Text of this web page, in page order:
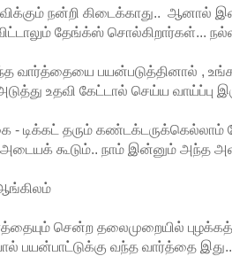
நன்றி கிடைக்காது.. ஆனால்
தேங்க்ஸ் சொல்கிறார்கள்...
வார்த்தையை பயன்படுத்தினால் ,
உதவி கேட்டால் செய்ய வாய்ப்பு
- டிக்கட் தரும்
அடையக் கூடும்.. நாம் இன்னும் அந்த
சென்ற தலைமுறையில்
பயன்பாட்டுக்கு வந்த வார்த்தை இது..